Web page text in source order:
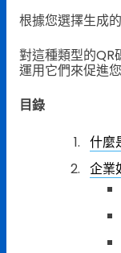
根據您選擇生成
對這種類型的QR
運用它們來促進
目錄
什麼
企業